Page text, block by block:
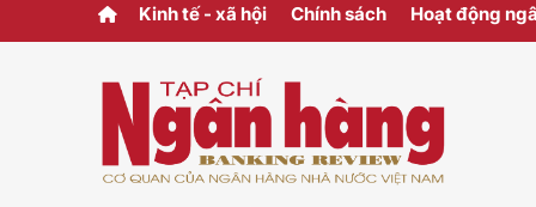
Kinh tế - xã hội Chính sách Hoạt động